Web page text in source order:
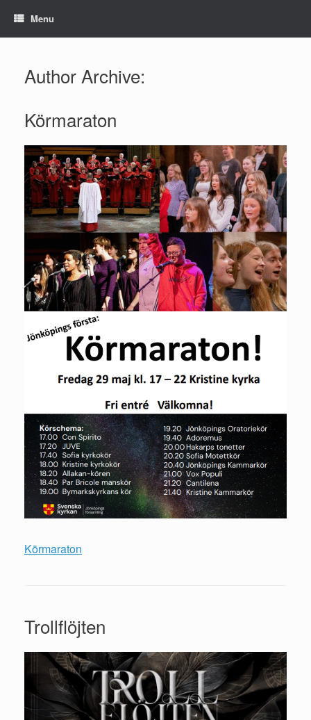
Menu
Author Archive:
Körmaraton
Körmaraton
Trollflöjten